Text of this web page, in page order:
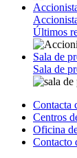
Últimos
Sala de
Sala de
Contacta
Centros
Oficina
Contacto